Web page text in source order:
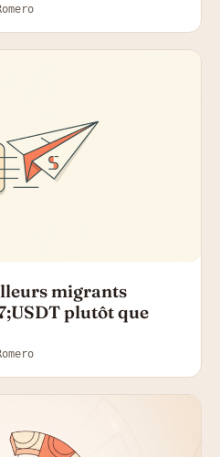
migrants
plutôt que